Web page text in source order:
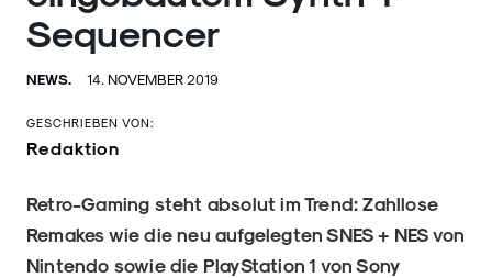
Sequencer
NEWS. 14. NOVEMBER 2019
GESCHRIEBEN VON:
Redaktion
Retro-Gaming steht absolut im Trend: Zahllose
Remakes wie die neu aufgelegten SNES + NES von
Nintendo sowie die PlayStation 1 von Sony